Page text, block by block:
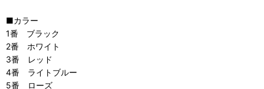
■カラー
1番 ブラック
2番 ホワイト
3番 レッド
4番 ライトブルー
5番 ローズ